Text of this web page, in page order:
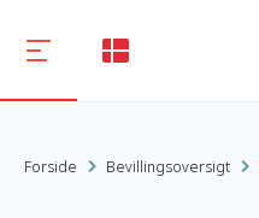
Forside Bevillingsoversigt